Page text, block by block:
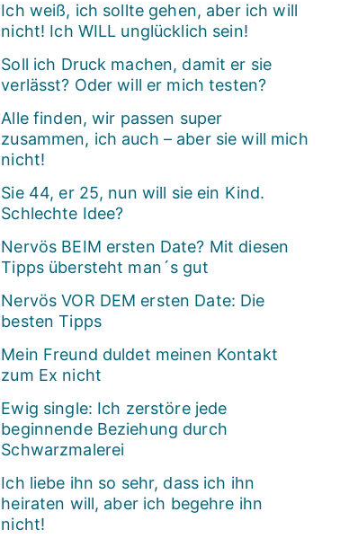
Ich weiß, ich sollte gehen, aber ich will
nicht! Ich WILL unglücklich sein!
Soll ich Druck machen, damit er sie
verlässt? Oder will er mich testen?
Alle finden, wir passen super
zusammen, ich auch – aber sie will mich
nicht!
Sie 44, er 25, nun will sie ein Kind.
Schlechte Idee?
Nervös BEIM ersten Date? Mit diesen
Tipps übersteht man´s gut
Nervös VOR DEM ersten Date: Die
besten Tipps
Mein Freund duldet meinen Kontakt
zum Ex nicht
Ewig single: Ich zerstöre jede
beginnende Beziehung durch
Schwarzmalerei
Ich liebe ihn so sehr, dass ich ihn
heiraten will, aber ich begehre ihn
nicht!